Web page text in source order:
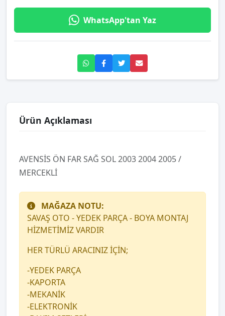
WhatsApp'tan Yaz
Ürün Açıklaması
AVENSİS ÖN FAR SAĞ SOL 2003 2004 2005 /
MERCEKLİ
MAĞAZA NOTU:
SAVAŞ OTO - YEDEK PARÇA - BOYA MONTAJ
HİZMETİMİZ VARDIR
HER TÜRLÜ ARACINIZ İÇİN;
-YEDEK PARÇA
-KAPORTA
-MEKANİK
-ELEKTRONİK